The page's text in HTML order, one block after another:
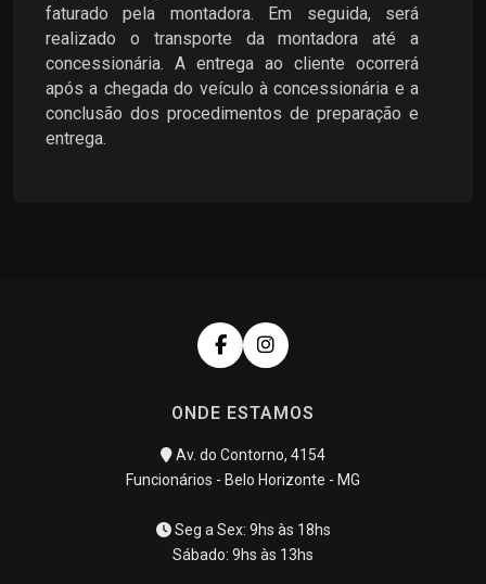
faturado pela montadora. Em seguida, será
realizado o transporte da montadora até a
concessionária. A entrega ao cliente ocorrerá
após a chegada do veículo à concessionária e a
conclusão dos procedimentos de preparação e
entrega.
ONDE ESTAMOS
Av. do Contorno, 4154
Funcionários - Belo Horizonte - MG
Seg a Sex: 9hs às 18hs
Sábado: 9hs às 13hs